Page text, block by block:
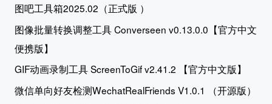
图吧工具箱2025.02（正式版 ）
图像批量转换调整工具 Converseen v0.13.0.0【官方中文
便携版】
GIF动画录制工具 ScreenToGif v2.41.2 【官方中文版】
微信单向好友检测WechatRealFriends V1.0.1 （开源版）